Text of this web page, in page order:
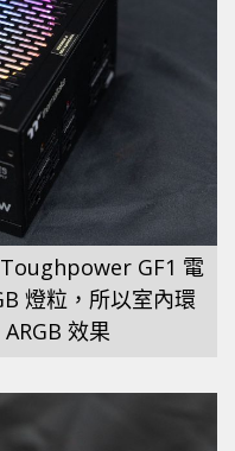
GF1 電
燈粒，所以室內環
效果